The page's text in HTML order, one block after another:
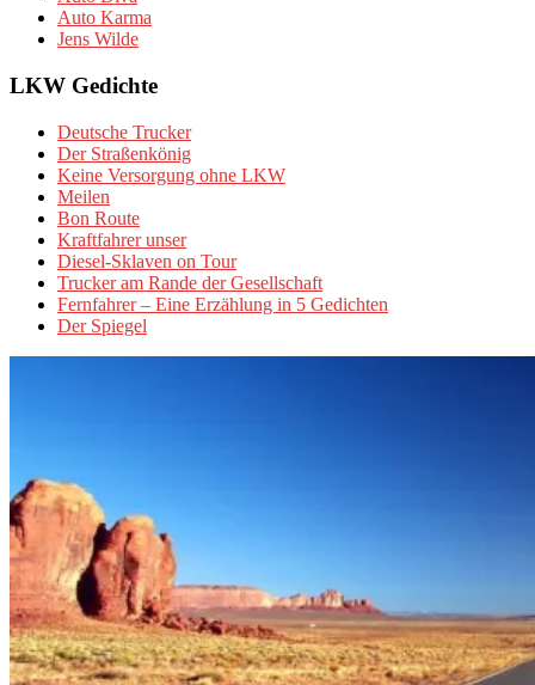
Auto Karma
Jens Wilde
LKW Gedichte
Deutsche Trucker
Der Straßenkönig
Keine Versorgung ohne LKW
Meilen
Bon Route
Kraftfahrer unser
Diesel-Sklaven on Tour
Trucker am Rande der Gesellschaft
Fernfahrer – Eine Erzählung in 5 Gedichten
Der Spiegel